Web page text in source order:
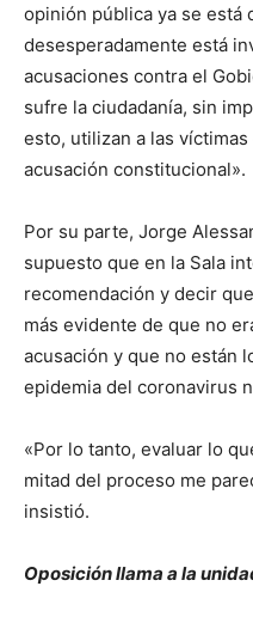
opinión pública ya se está
desesperadamente está
acusaciones contra el
sufre la ciudadanía, sin
esto, utilizan a las
acusación constitucional».
Por su parte, Jorge
supuesto que en la Sala
recomendación y decir
más evidente de que no
acusación y que no están
epidemia del coronavirus
«Por lo tanto, evaluar lo
mitad del proceso me
insistió.
Oposición llama a la